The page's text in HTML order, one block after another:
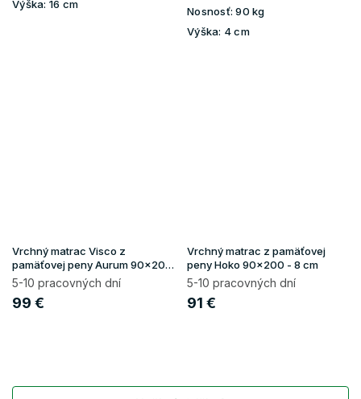
Výška: 16 cm
Nosnosť: 90 kg
Výška: 4 cm
Vrchný matrac Visco z
pamäťovej peny Aurum 90x200
- 8 cm
5-10 pracovných dní
99 €
Vrchný matrac z pamäťovej
peny Hoko 90x200 - 8 cm
5-10 pracovných dní
91 €